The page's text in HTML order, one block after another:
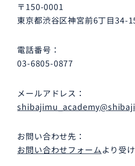
〒150-0001
東京都渋谷区神宮前6丁目34-
電話番号：
03-6805-0877
メールアドレス：
shibajimu_academy
お問い合わせ先：
お問い合わせフォームより受